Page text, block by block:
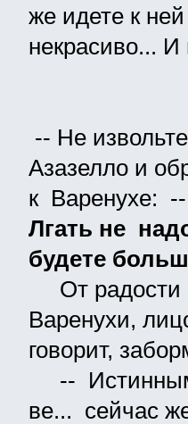
же идете к
некрасиво...
-- Не
Азазелло и
к Варенухе:
Лгать не
будете
От радости
Варенухи,
говорит,
--
ве... сейчас